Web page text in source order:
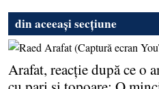
din aceeași secțiune
Arafat, reacţie după ce o